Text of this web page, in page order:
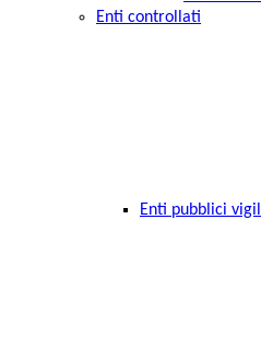
Enti controllati
Enti pubblici